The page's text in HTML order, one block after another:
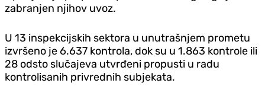
zabranjen njihov uvoz.
U 13 inspekcijskih sektora u unutrašnjem prometu
izvršeno je 6.637 kontrola, dok su u 1.863 kontrole ili
28 odsto slučajeva utvrđeni propusti u radu
kontrolisanih privrednih subjekata.